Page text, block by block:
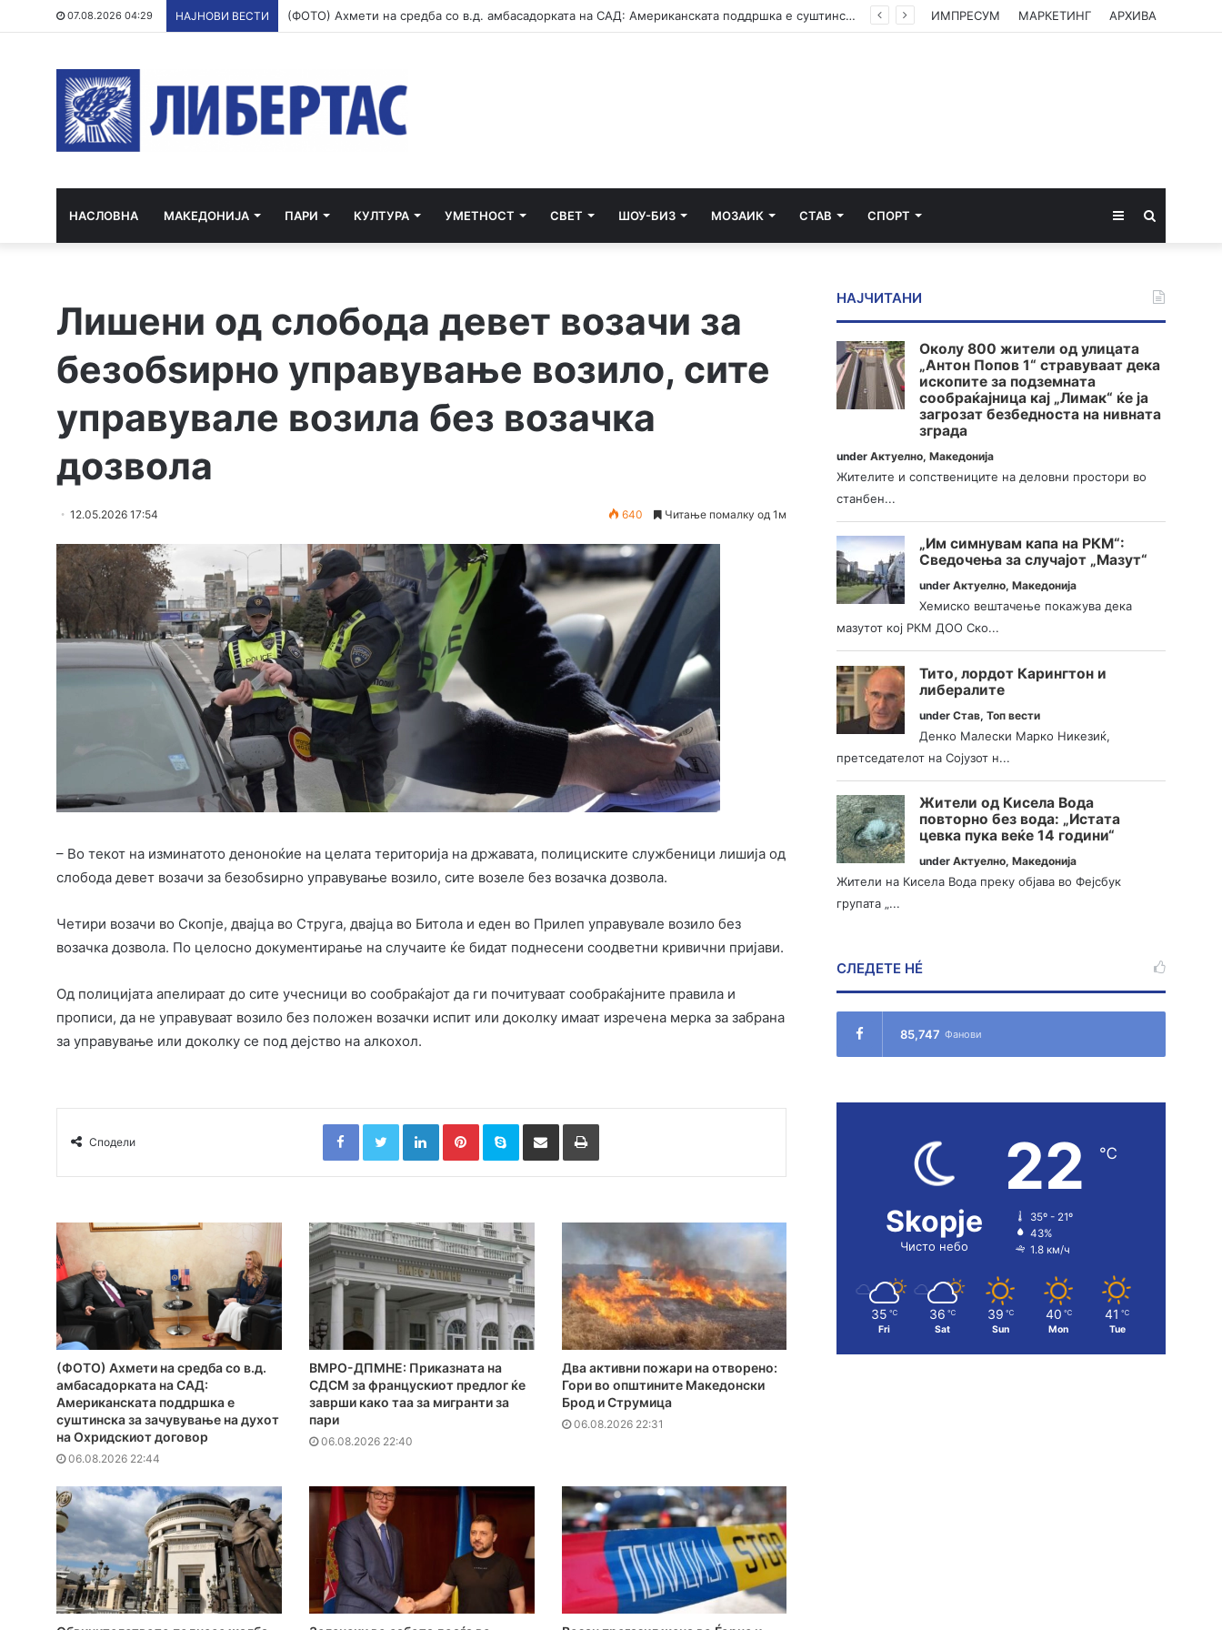
07.08.2026 04:29 НАЈНОВИ ВЕСТИ (ФОТО) Ахмети на средба со в.д. амбасадорката на САД: Американската поддршка е суштинска за зачувување на духот на Охридскиот договор ИМПРЕСУМ МАРКЕТИНГ АРХИВА
НАСЛОВНА МАКЕДОНИЈА ПАРИ КУЛТУРА УМЕТНОСТ СВЕТ ШОУ-БИЗ МОЗАИК СТАВ СПОРТ Sidebar
Лишени од слобода девет возачи за
безобѕирно управување возило, сите
управувале возила без возачка
дозвола
12.05.2026 17:54 640 Читање помалку од 1м
– Во текот на изминатото деноноќие на целата територија на државата, полициските службеници лишија од
слобода девет возачи за безобѕирно управување возило, сите возеле без возачка дозвола.
Четири возачи во Скопје, двајца во Струга, двајца во Битола и еден во Прилеп управувале возило без
возачка дозвола. По целосно документирање на случаите ќе бидат поднесени соодветни кривични пријави.
Од полицијата апелираат до сите учесници во сообраќајот да ги почитуваат сообраќајните правила и
прописи, да не управуваат возило без положен возачки испит или доколку имаат изречена мерка за забрана
за управување или доколку се под дејство на алкохол.
Сподели
FacebookTwitterLinkedInPinterestSkype Сподели преку Е-маил Испринтај
(ФОТО) Ахмети на средба со в.д.
амбасадорката на САД:
Американската поддршка е
суштинска за зачувување на духот
на Охридскиот договор
06.08.2026 22:44
ВМРО-ДПМНЕ: Приказната на
СДСМ за францускиот предлог ќе
заврши како таа за мигранти за
пари
06.08.2026 22:40
Два активни пожари на отворено:
Гори во општините Македонски
Брод и Струмица
06.08.2026 22:31
НАЈЧИТАНИ
Околу 800 жители од улицата
„Антон Попов 1“ стравуваат дека
ископите за подземната
сообраќајница кај „Лимак“ ќе ја
загрозат безбедноста на нивната
зграда
underАктуелно,Македонија
Жителите и сопствениците на деловни простори во
станбен...
„Им симнувам капа на РКМ“:
Сведочења за случајот „Мазут“
underАктуелно,Македонија
Хемиско вештачење покажува дека
мазутот кој РКМ ДОО Ско...
Тито, лордот Карингтон и
либералите
underСтав,Топ вести
Денко Малески Марко Никезиќ,
претседателот на Сојузот н...
Жители од Кисела Вода
повторно без вода: „Истата
цевка пука веќе 14 години“
underАктуелно,Македонија
Жители на Кисела Вода преку објава во Фејсбук
групата „...
СЛЕДЕТЕ НÉ
85,747 Фанови
Skopje
Чисто небо
22 ℃
35º - 21º
43%
1.8 км/ч
35 ℃
Fri
36 ℃
Sat
39 ℃
Sun
40 ℃
Mon
41 ℃
Tue